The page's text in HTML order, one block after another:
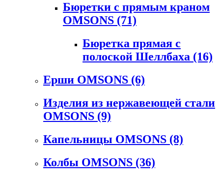
Бюретки с прямым краном
OMSONS (71)
Бюретка прямая с
полоской Шеллбаха (16)
Ерши OMSONS (6)
Изделия из нержавеющей стали
OMSONS (9)
Капельницы OMSONS (8)
Колбы OMSONS (36)